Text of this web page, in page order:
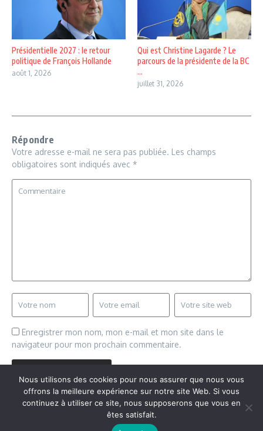
Présidentielle 2027 : le retour
politique de François Hollande
août 1, 2026
Qui est Christine Lagarde ? Le
parcours de la présidente de la BC
...
juillet 31, 2026
Répondre
Votre adresse e-mail ne sera pas publiée. Les champs
obligatoires sont indiqués avec *
Enregistrer mon nom, mon e-mail et mon site dans le
navigateur pour mon prochain commentaire.
Copyright © 2026 Vudailleurs.com | Réalisé par
Nous utilisons des cookies pour nous assurer que nous vous
offrons la meilleure expérience sur notre site Web. Si vous
continuez à utiliser ce site, nous supposerons que vous en
êtes satisfait.